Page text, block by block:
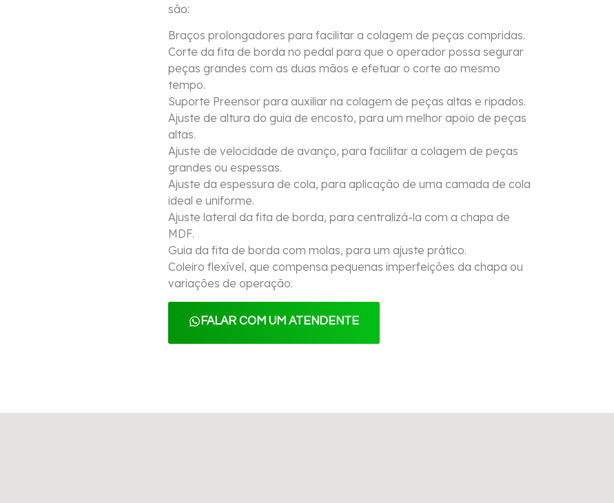
são:
Braços prolongadores para facilitar a colagem de peças compridas.
Corte da fita de borda no pedal para que o operador possa segurar
peças grandes com as duas mãos e efetuar o corte ao mesmo
tempo.
Suporte Preensor para auxiliar na colagem de peças altas e ripados.
Ajuste de altura do guia de encosto, para um melhor apoio de peças
altas.
Ajuste de velocidade de avanço, para facilitar a colagem de peças
grandes ou espessas.
Ajuste da espessura de cola, para aplicação de uma camada de cola
ideal e uniforme.
Ajuste lateral da fita de borda, para centralizá-la com a chapa de
MDF.
Guia da fita de borda com molas, para um ajuste prático.
Coleiro flexível, que compensa pequenas imperfeições da chapa ou
variações de operação.
FALAR COM UM ATENDENTE